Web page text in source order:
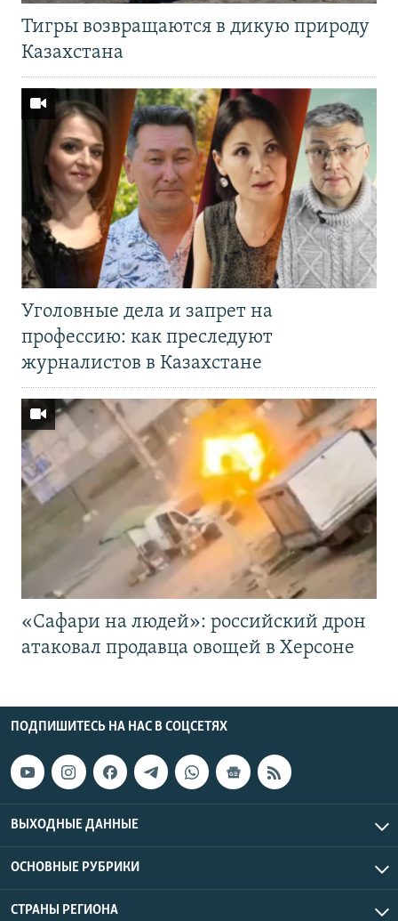
Тигры возвращаются в дикую природу
Казахстана
Уголовные дела и запрет на
профессию: как преследуют
журналистов в Казахстане
«Cафари на людей»: российский дрон
атаковал продавца овощей в Херсоне
ПОДПИШИТЕСЬ НА НАС В СОЦСЕТЯХ
ВЫХОДНЫЕ ДАННЫЕ
ОСНОВНЫЕ РУБРИКИ
СТРАНЫ РЕГИОНА